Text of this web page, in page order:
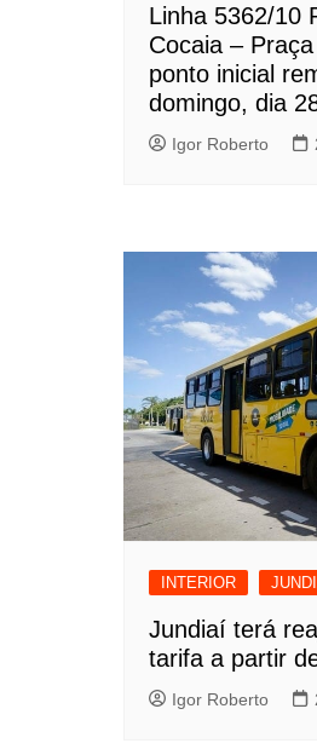
Linha 5362/10
Cocaia –
ponto inicial
domingo, dia
Igor Roberto
INTERIOR
Jundiaí terá
tarifa a partir
Igor Roberto